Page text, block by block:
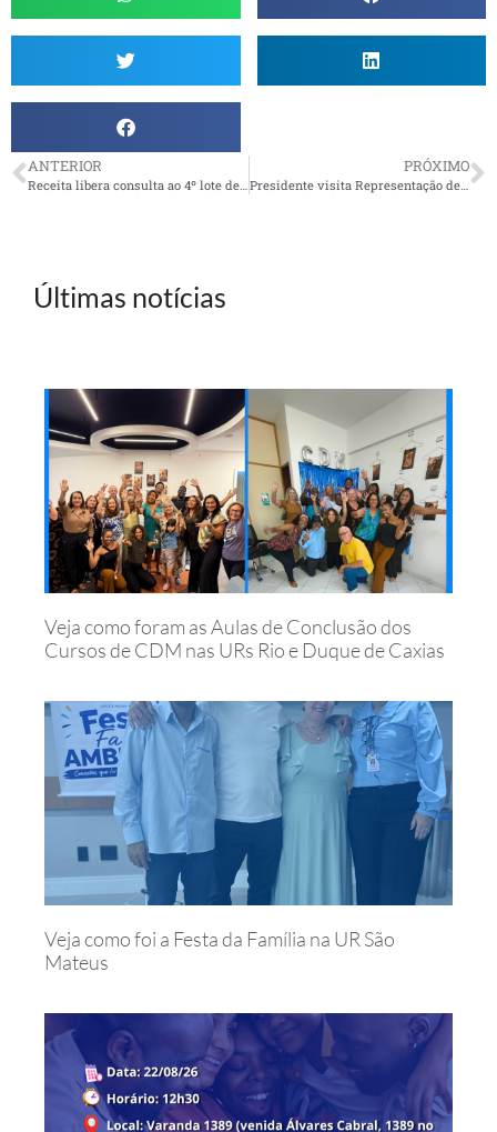
ANTERIOR PRÓXIMO
Presidente visita Representação de Recife
Últimas notícias
Veja como foram as Aulas de Conclusão dos
Cursos de CDM nas URs Rio e Duque de Caxias
Veja como foi a Festa da Família na UR São
Mateus